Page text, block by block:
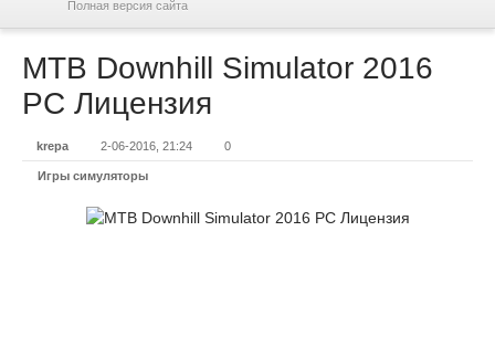
Полная версия сайта
MTB Downhill Simulator 2016
PC Лицензия
krepa 2-06-2016, 21:24 0
Игры симуляторы